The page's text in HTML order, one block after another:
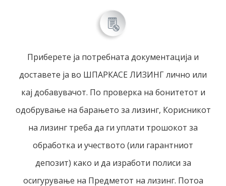
Приберете ја потребната документација и
доставете ја во ШПАРКАСЕ ЛИЗИНГ лично или
кај добавувачот. По проверка на бонитетот и
одобрување на барањето за лизинг, Корисникот
на лизинг треба да ги уплати трошокот за
обработка и учеството (или гарантниот
депозит) како и да изработи полиси за
осигурување на Предметот на лизинг. Потоа